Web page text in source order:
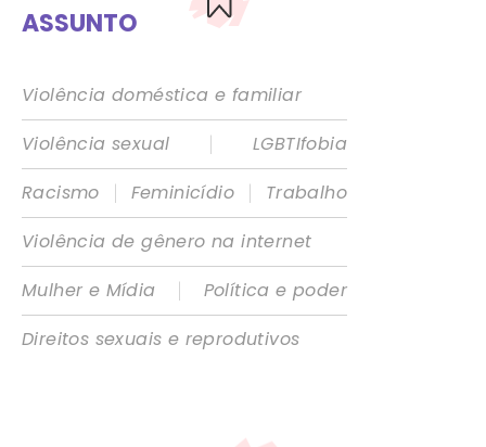
ASSUNTO
Violência doméstica e familiar
Violência sexual
|
LGBTIfobia
Racismo
| Feminicídio |
Trabalho
Violência de gênero na internet
Mulher e Mídia
|
Política e poder
Direitos sexuais e reprodutivos